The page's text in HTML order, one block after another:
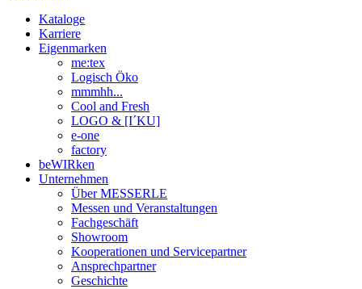
Kataloge
Karriere
Eigenmarken
me:tex
Logisch Öko
mmmhh...
Cool and Fresh
LOGO & [I´KU]
e-one
factory
beWIRken
Unternehmen
Über MESSERLE
Messen und Veranstaltungen
Fachgeschäft
Showroom
Kooperationen und Servicepartner
Ansprechpartner
Geschichte